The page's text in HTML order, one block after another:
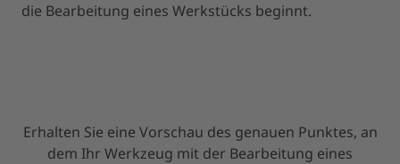
die Bearbeitung eines Werkstücks beginnt.
Erhalten Sie eine Vorschau des genauen Punktes, an
dem Ihr Werkzeug mit der Bearbeitung eines